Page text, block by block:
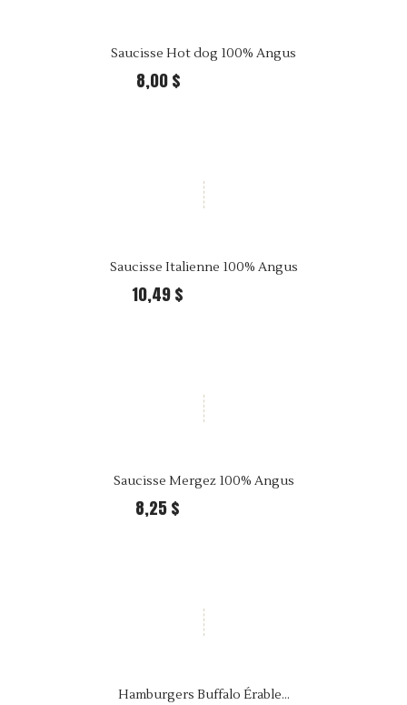
Saucisse Hot dog 100% Angus
8,00 $
Saucisse Italienne 100% Angus
10,49 $
Saucisse Mergez 100% Angus
8,25 $
Hamburgers Buffalo Érable...